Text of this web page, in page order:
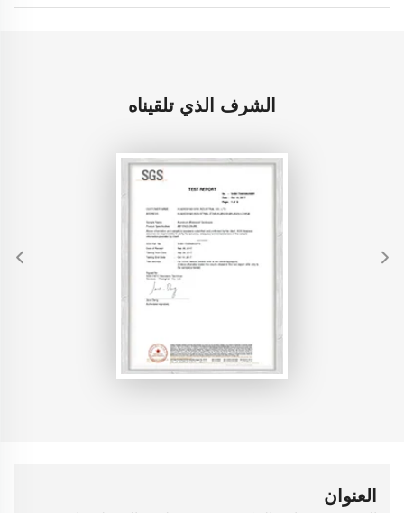
الشرف الذي تلقيناه
العنوان